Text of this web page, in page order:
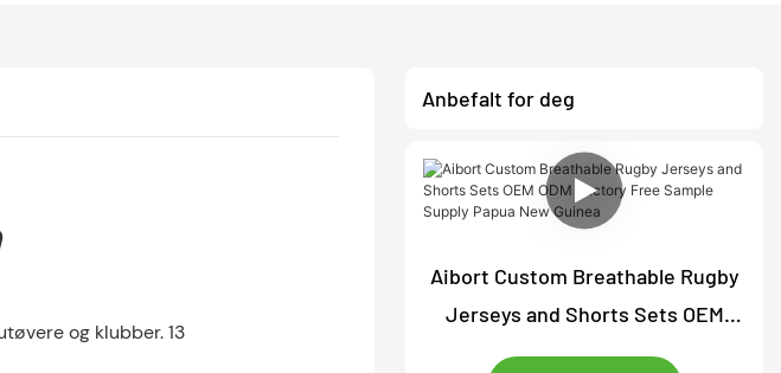
Anbefalt for deg
Aibort Custom Breathable Rugby
Jerseys and Shorts Sets OEM
ODM Factory Free Sample Supply